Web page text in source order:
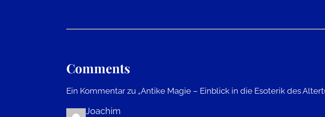
Comments
Ein Kommentar zu „Antike Magie – Einblick in die Esoterik des
Joachim